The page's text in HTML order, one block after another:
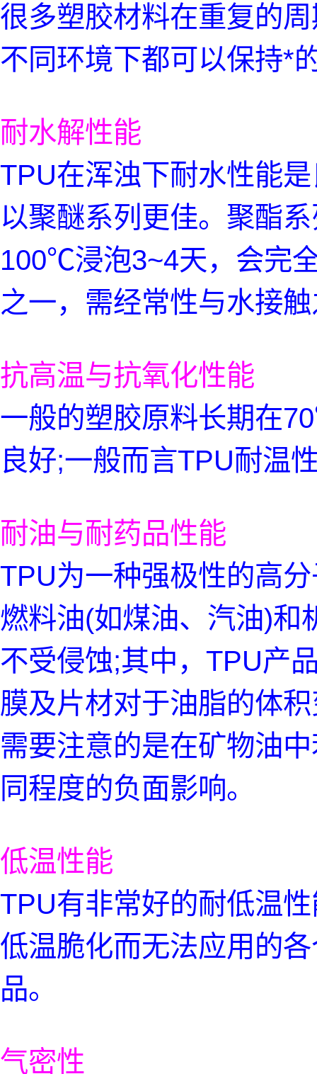
很多塑胶材料在重复的
不同环境下都可以保持*
耐水解性能
TPU在浑浊下耐水性能
以聚醚系列更佳。聚酯
100℃浸泡3~4天，会完
之一，需经常性与水接
抗高温与抗氧化性能
一般的塑胶原料长期在
良好;一般而言TPU耐温
耐油与耐药品性能
TPU为一种强极性的高
燃料油(如煤油、汽油)和
不受侵蚀;其中，TPU产
膜及片材对于油脂的体
需要注意的是在矿物油
同程度的负面影响。
低温性能
TPU有非常好的耐低温
低温脆化而无法应用的
品。
气密性